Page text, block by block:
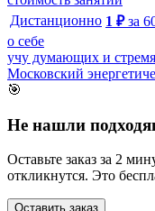
Дистанционно 1 ₽ за
о себе
учу думающих и
Московский
🎯
Не нашли
Оставьте заказ за 2
откликнутся. Это
Оставить заказ